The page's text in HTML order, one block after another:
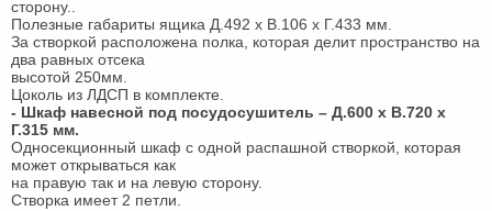
сторону..
Полезные габариты ящика Д.492 х В.106 х Г.433 мм.
За створкой расположена полка, которая делит пространство на
два равных отсека
высотой 250мм.
Цоколь из ЛДСП в комплекте.
- Шкаф навесной под посудосушитель – Д.600 х В.720 х
Г.315 мм.
Односекционный шкаф с одной распашной створкой, которая
может открываться как
на правую так и на левую сторону.
Створка имеет 2 петли.